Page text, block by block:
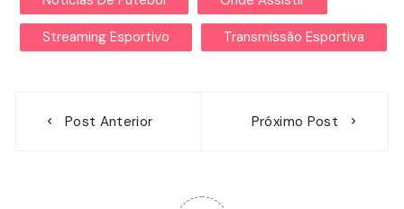
Streaming Esportivo Transmissão Esportiva
Post Anterior Próximo Post